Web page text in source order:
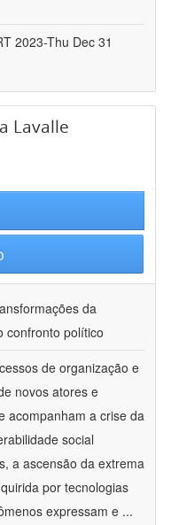
2023-Thu Dec 31
Lavalle
da
confronto político
de organização e
novos atores e
acompanham a crise da
social
a ascensão da extrema
por tecnologias
expressam e ...